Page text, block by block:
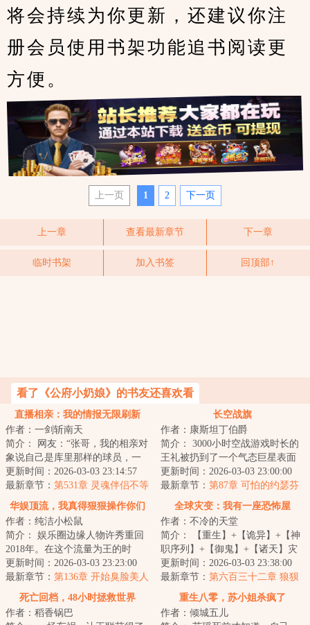
将会持续为你更新，还建议你注
册会员使用书架功能追书阅读更
方便。
上一页 1 2 下一页
上一章 查看最新章节 下一章
临时书架 加入书签 回顶部↑
看了《公府小奶娘》的书友还喜欢看
直播相亲：我的情报无限刷新
作者：一剑斩南天
简介： 网友：“张哥，我的相亲对
象说自己是库里那样的球员，一
人一城，但是我调查发现，她其
实是...
更新时间：2026-03-03 23:14:57
最新章节： 第531章 灵魂伴侣不等
于婚姻幸福
长空战旗
作者：康斯坦丁伯爵
简介： 3000小时空战游戏时长的
王礼被扔到了一个气态巨星表面
的世界，这是个所有人都生活在
飞...
更新时间：2026-03-03 23:00:00
最新章节： 第87章 可怕的约瑟芬
（求月票）
华娱顶流，我真得狠狠操作你们
了
作者：纯洁小松鼠
简介： 娱乐圈边缘人物许秀重回
2018年。在这个流量为王的时
代，四大三小如日中天，大花与
小花...
更新时间：2026-03-03 23:23:00
最新章节： 第136章 开始臭脸美人
养成计划（补更求月票求订阅）
全球灾变：我有一座恐怖屋
作者：不冷的天堂
简介： 【重生】+【诡异】+【神
职序列】+【御鬼】+【诸天】灾
变时代百鬼夜行，山海浮屠妖魔
显...
更新时间：2026-03-03 23:38:00
最新章节： 第六百三十二章 狼狈
死亡回档，48小时拯救世界
作者：稻香锅巴
重生八零，苏小姐杀疯了
作者：倾城五儿